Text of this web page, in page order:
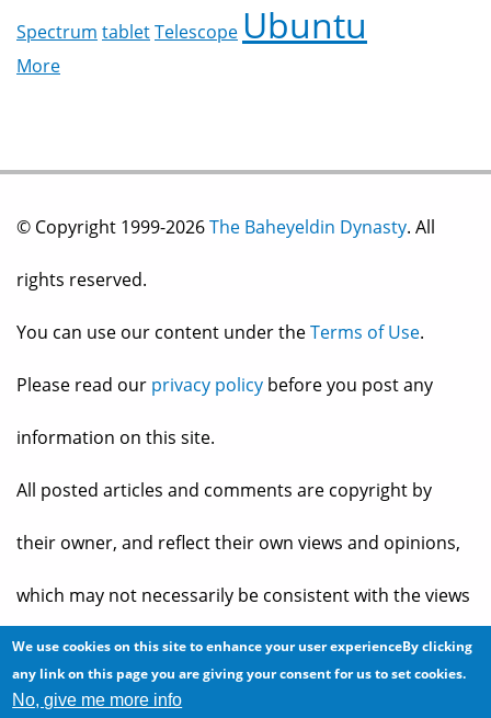
Spectrum tabletTelescope Ubuntu
More
© Copyright 1999-2026The Baheyeldin Dynasty. All
rights reserved.
You can use our content under theTerms of Use.
Please read our privacy policy before you post any
information on this site.
All posted articles and comments are copyright by
their owner, and reflect their own views and opinions,
which may not necessarily be consistent with the views
and opinions of the owners ofThe Baheyeldin Dynasty.
We use cookies on this site to enhance your user experienceBy clicking
any link on this page you are giving your consent for us to set cookies.
No, give me more info